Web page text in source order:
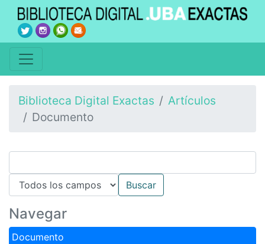
Biblioteca Digital Exactas
Artículos
Documento
Navegar
Documento